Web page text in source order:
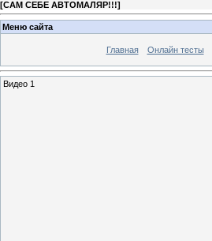
[САМ СЕБЕ АВТОМАЛЯР!!!]
Меню сайта
Главная Онлайн тесты
Видео 1